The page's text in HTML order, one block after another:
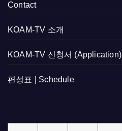
Contact
KOAM-TV 소개
KOAM-TV 신청서 (Application)
편성표 | Schedule